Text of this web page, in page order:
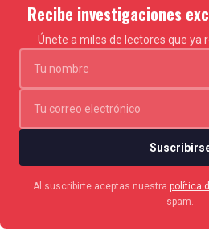
Recibe investigaciones
Únete a miles de lectores que ya
Al suscribirte aceptas nuestra política
spam.